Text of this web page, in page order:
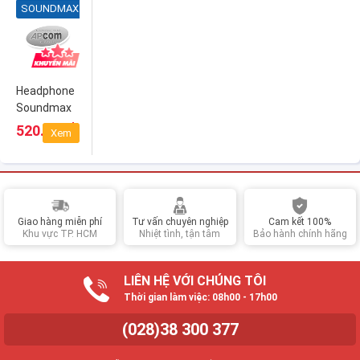
SOUNDMAX
Headphone
Soundmax
AH-318
520.000₫
Xem
Giao hàng miễn phí
Khu vực TP. HCM
Tư vấn chuyên nghiệp
Nhiệt tình, tận tâm
Cam kết 100%
Bảo hành chính hãng
LIÊN HỆ VỚI CHÚNG TÔI
Thời gian làm việc: 08h00 - 17h00
(028)38 300 377